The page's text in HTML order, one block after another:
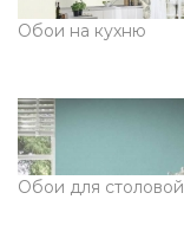
Обои на кухню
Обои для столовой